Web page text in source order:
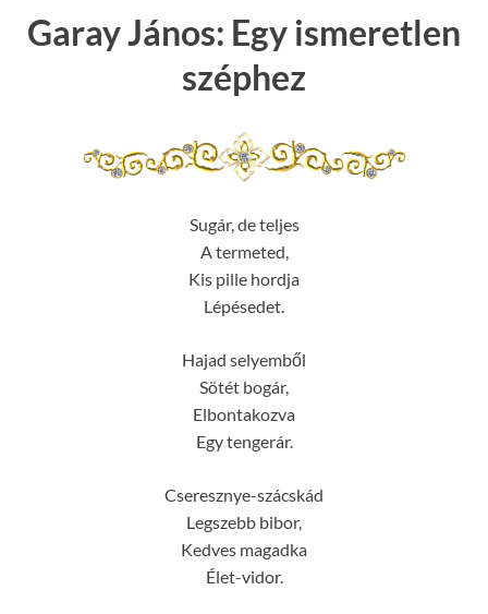
Garay János: Egy ismeretlen
széphez
Sugár, de teljes
A termeted,
Kis pille hordja
Lépésedet.
Hajad selyemből
Sötét bogár,
Elbontakozva
Egy tengerár.
Cseresznye-szácskád
Legszebb bibor,
Kedves magadka
Élet-vidor.